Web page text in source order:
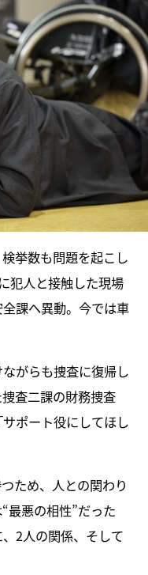
挙数も問題を起こし
犯人と接触した現場
課へ異動。今では車
がらも捜査に復帰し
査二課の財務捜査
ポート役にしてほし
ため、人との関わり
最悪の相性”だった
2人の関係、そして